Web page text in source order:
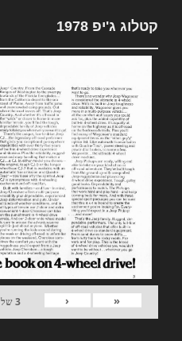
קטלוג ג'יפ 1978
«
‹
3של